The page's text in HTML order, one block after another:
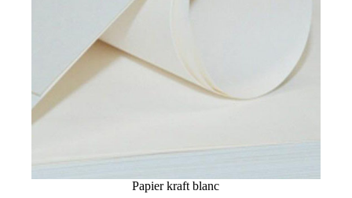
Papier kraft blanc